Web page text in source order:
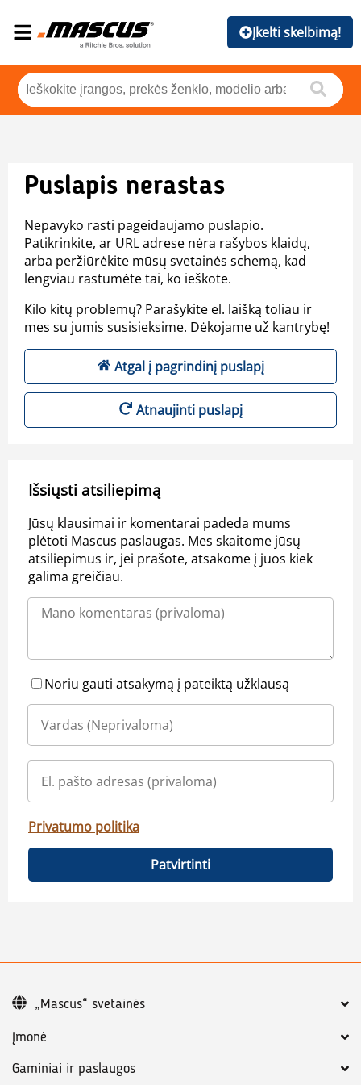
Įkelti skelbimą!
Puslapis nerastas
Nepavyko rasti pageidaujamo puslapio.
Patikrinkite, ar URL adrese nėra rašybos klaidų,
arba peržiūrėkite mūsų svetainės schemą, kad
lengviau rastumėte tai, ko ieškote.
Kilo kitų problemų? Parašykite el. laišką toliau ir
mes su jumis susisieksime. Dėkojame už kantrybę!
Atgal į pagrindinį puslapį
Atnaujinti puslapį
Išsiųsti atsiliepimą
Jūsų klausimai ir komentarai padeda mums
plėtoti Mascus paslaugas. Mes skaitome jūsų
atsiliepimus ir, jei prašote, atsakome į juos kiek
galima greičiau.
Noriu gauti atsakymą į pateiktą užklausą
Privatumo politika
Patvirtinti
Įmonė
Gaminiai ir paslaugos
„Mascus“ svetainės